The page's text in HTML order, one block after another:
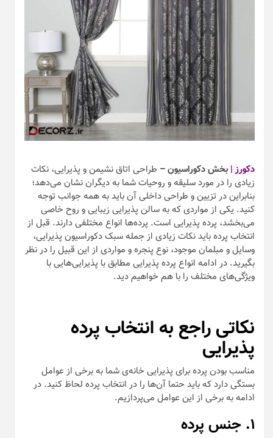
دکورز | بخش دکوراسیون– طراحی اتاق نشیمن و پذیرایی، نکات
زیادی را در مورد سلیقه و روحیات شما به دیگران نشان می‌دهد؛
بنابراین در تزیین و طراحی داخلی آن باید به همه‌ جوانب توجه
کنید. یکی از مواردی که به سالن پذیرایی زیبایی و روح خاصی
می‌بخشد، پرده پذیرایی است. پرده‌ها انواع مختلفی دارند. قبل از
انتخاب پرده باید نکات زیادی از جمله سبک دکوراسیون پذیرایی،
وسایل و مبلمان موجود، نوع پنجره و مواردی از این قبیل را در نظر
بگیرید. در ادامه انواع پرده پذیرایی مطابق با پذیرایی‌هایی با
ویژگی‌های مختلف را با هم خواهیم دید.
نکاتی راجع به انتخاب پرده
پذیرایی
مناسب بودن پرده برای پذیرایی خانه‌ی شما به برخی از عوامل
بستگی دارد که باید حتما آن‌ها را در انتخاب پرده لحاظ کنید. در
ادامه به برخی از این عوامل می‌پردازیم.
۱. جنس پرده